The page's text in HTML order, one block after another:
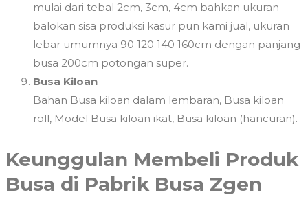
mulai dari tebal 2cm, 3cm, 4cm bahkan ukuran
balokan sisa produksi kasur pun kami jual, ukuran
lebar umumnya 90 120 140 160cm dengan panjang
busa 200cm potongan super.
Busa Kiloan
Bahan Busa kiloan dalam lembaran, Busa kiloan
roll, Model Busa kiloan ikat, Busa kiloan (hancuran).
Keunggulan Membeli Produk
Busa di Pabrik Busa Zgen